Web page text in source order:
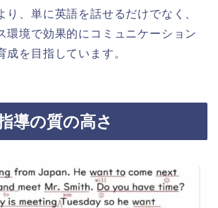
り、単に英語を話せるだけでなく、
環境で効果的にコミュニケーション
成を目指しています。
導の質の高さ